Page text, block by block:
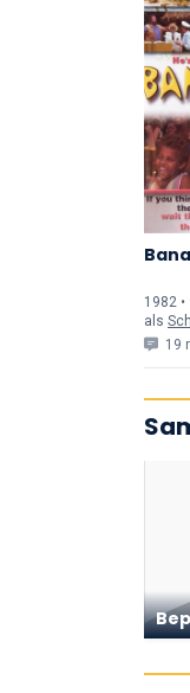
1982
als
19